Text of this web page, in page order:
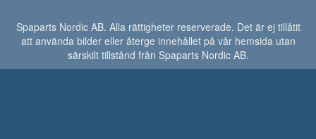
Spaparts Nordic AB. Alla rättigheter reserverade. Det är ej tillåtit
att använda bilder eller återge innehållet på vår hemsida utan
särskilt tillstånd från Spaparts Nordic AB.